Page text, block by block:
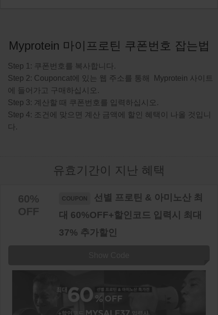
Myprotein 마이프로틴 쿠폰번호 잡는법
Step 1: 쿠폰번호를 복사합니다.
Step 2: Couponcat에 있는 웹 주소를 통해 Myprotein 사이트
에 들어가고 구매하십시오.
Step 3: 계산할 때 쿠폰번호를 입력하십시오.
Step 4: 조건에 맞으면 계산 금액에 할인 혜택이 나올 것입니
다.
유효기간이 지난 혜택
60%
OFF
선별 프로틴 & 아미노산 최
대 60%OFF+할인코드 입력시 최대
37% 추가할인